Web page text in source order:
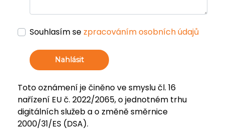
Souhlasím se zpracováním osobních údajů
Nahlásit
Toto oznámení je činěno ve smyslu čl. 16
nařízení EU č. 2022/2065, o jednotném trhu
digitálních služeb a o změně směrnice
2000/31/ES (DSA).